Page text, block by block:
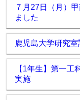
７月27日（月）
ました
鹿児島大学研究室
【1年生】第一工
実施